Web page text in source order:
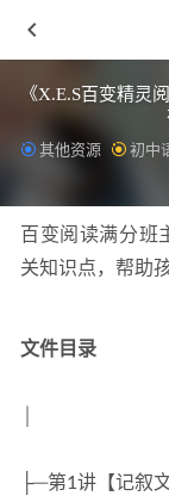
《X.E.S百变精灵
其他资源 初中
百变阅读满分班
关知识点，帮助
文件目录
├─第1讲【记叙
《528张英语
《神笔作文：